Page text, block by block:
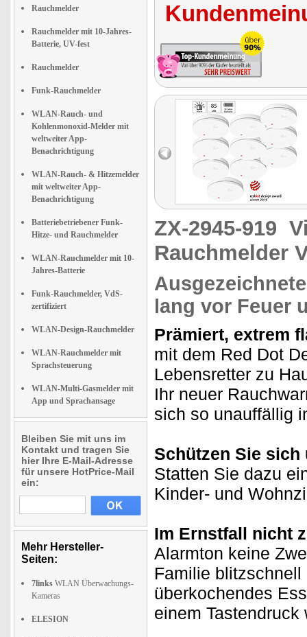
Rauchmelder
Rauchmelder mit 10-Jahres-
Batterie, UV-fest
Rauchmelder
Funk-Rauchmelder
WLAN-Rauch- und
Kohlenmonoxid-Melder mit
weltweiter App-
Benachrichtigung
WLAN-Rauch- & Hitzemelder
mit weltweiter App-
Benachrichtigung
Batteriebetriebener Funk-
Hitze- und Rauchmelder
WLAN-Rauchmelder mit 10-
Jahres-Batterie
Funk-Rauchmelder, VdS-
zertifiziert
WLAN-Design-Rauchmelder
WLAN-Rauchmelder mit
Sprachsteuerung
WLAN-Multi-Gasmelder mit
App und Sprachansage
Bleiben Sie mit uns im
Kontakt und tragen Sie
hier Ihre E-Mail-Adresse
für unsere HotPrice-Mail
ein:
Mehr Hersteller-
Seiten:
7links WLAN Überwachungs-
Kameras
ELESION
ZX-2945-919
Rauchmelder
lang vor Feuer
Prämiert, extrem
mit dem Red Dot
Lebensretter zu
Ihr neuer
sich so unauffällig
Schützen Sie sich
Statten Sie dazu
Kinder- und
Im Ernstfall nicht
Alarmton keine
Familie
überkochendes
einem Tastendruck